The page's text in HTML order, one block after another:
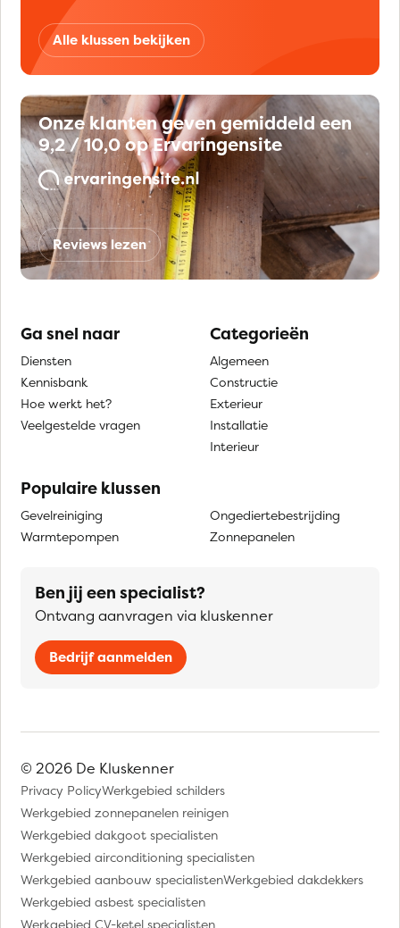
Alle klussen bekijken
Onze klanten geven gemiddeld een
9,2 / 10,0 op Ervaringensite
Reviews lezen
Ga snel naar
Diensten
Kennisbank
Hoe werkt het?
Veelgestelde vragen
Categorieën
Algemeen
Constructie
Exterieur
Installatie
Interieur
Populaire klussen
Gevelreiniging
Warmtepompen
Ongediertebestrijding
Zonnepanelen
Ben jij een specialist?
Ontvang aanvragen via kluskenner
Bedrijf aanmelden
© 2026 De Kluskenner
Privacy PolicyWerkgebied schilders
Werkgebied zonnepanelen reinigen
Werkgebied dakgoot specialisten
Werkgebied airconditioning specialisten
Werkgebied aanbouw specialistenWerkgebied dakdekkers
Werkgebied asbest specialisten
Werkgebied CV-ketel specialisten